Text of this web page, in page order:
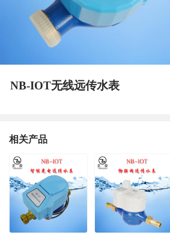
NB-IOT无线远传水表
相关产品